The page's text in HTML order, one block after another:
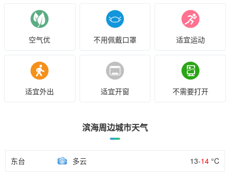
空气优 不用佩戴口罩 适宜运动
适宜外出 适宜开窗 不需要打开
滨海周边城市天气
东台 多云 13-14 °C